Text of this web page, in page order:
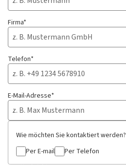
Firma*
Telefon*
E-Mail-Adresse*
Wie möchten Sie kontaktiert werden?
Per E-mail
Per Telefon